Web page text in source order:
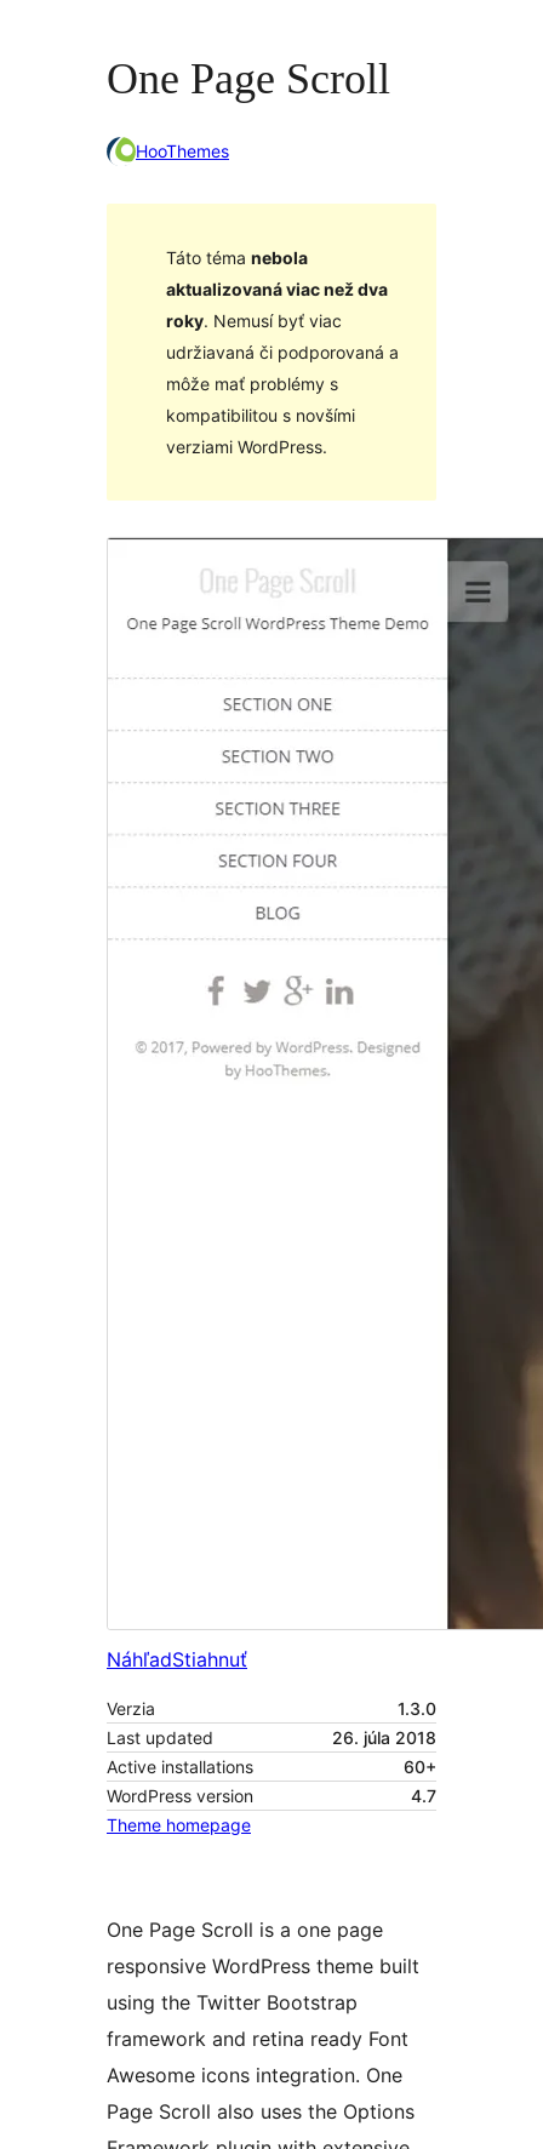
One Page Scroll
HooThemes
Táto téma nebola
aktualizovaná viac než dva
roky. Nemusí byť viac
udržiavaná či podporovaná a
môže mať problémy s
kompatibilitou s novšími
verziami WordPress.
NáhľadStiahnuť
Verzia
1.3.0
Last updated
26. júla 2018
Active installations
60+
WordPress version
4.7
Theme homepage
One Page Scroll is a one page
responsive WordPress theme built
using the Twitter Bootstrap
framework and retina ready Font
Awesome icons integration. One
Page Scroll also uses the Options